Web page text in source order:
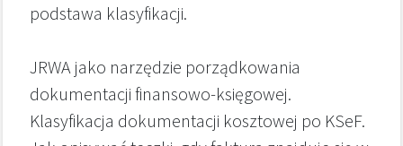
podstawa klasyfikacji.
JRWA jako narzędzie porządkowania
dokumentacji finansowo-księgowej.
Klasyfikacja dokumentacji kosztowej po KSeF.